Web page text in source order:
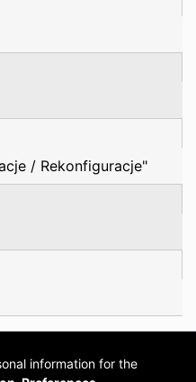
/ Rekonfiguracje"
information for the